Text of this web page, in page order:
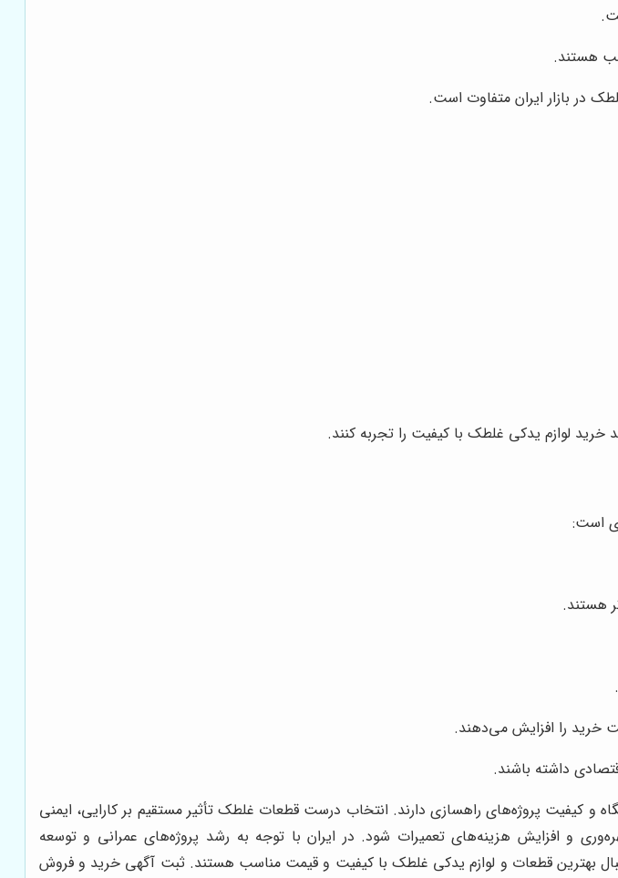
هستند.
در بازار ایران متفاوت است.
لوازم یدکی غلطک با کیفیت را تجربه کنند.
است:
هستند.
خرید را افزایش می‌دهند.
داشته باشند.
پروژه‌های راهسازی دارند. انتخاب درست قطعات غلطک تأثیر مستقیم بر کارایی، ایمنی
و افزایش هزینه‌های تعمیرات شود. در ایران با توجه به رشد پروژه‌های عمرانی و توسعه
بهترین قطعات و لوازم یدکی غلطک با کیفیت و قیمت مناسب هستند. ثبت آگهی خرید و فروش